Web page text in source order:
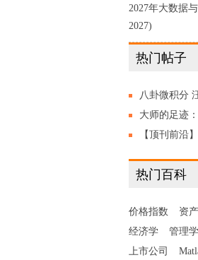
2027年大数据
2027)
热门帖子
八卦微积分
大师的足迹
公元2013年
【顶刊前沿
数据!
热门百科
价格指数 资
经济学
管理学
上市公司